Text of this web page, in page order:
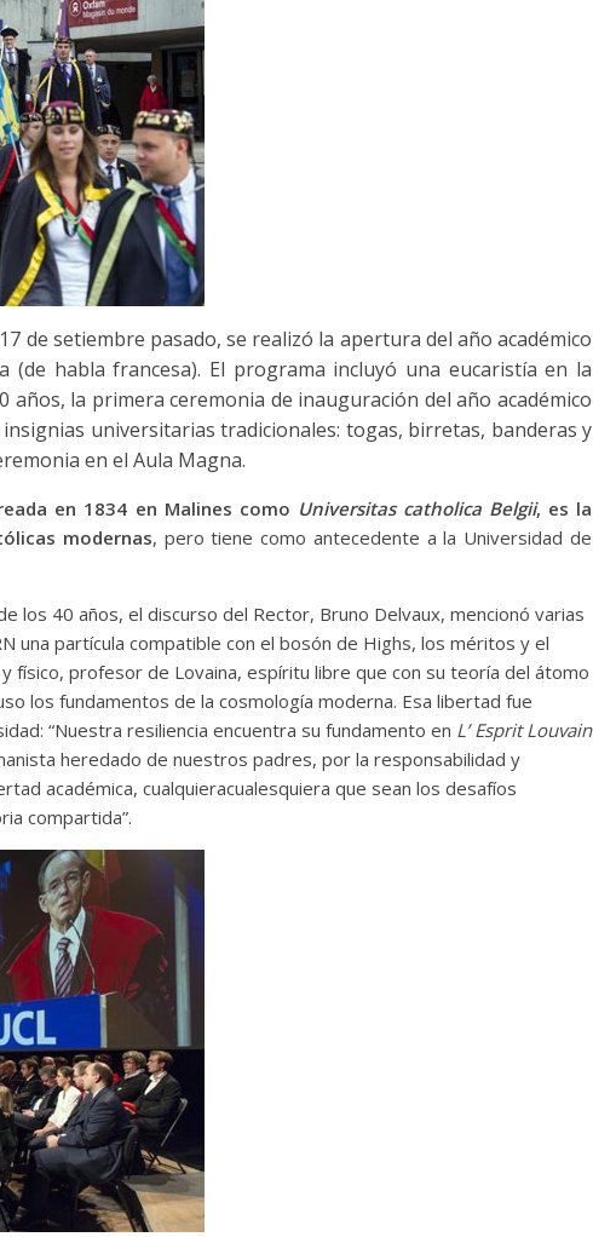
de setiembre pasado, se realizó la apertura del año académico
(de habla francesa). El programa incluyó una eucaristía en la
años, la primera ceremonia de inauguración del año académico
universitarias tradicionales: togas, birretas, banderas y
en el Aula Magna.
en 1834 en Malines como Universitas catholica Belgii, es la
modernas, pero tiene como antecedente a la Universidad de
los 40 años, el discurso del Rector, Bruno Delvaux, mencionó varias
una partícula compatible con el bosón de Highs, los méritos y el
profesor de Lovaina, espíritu libre que con su teoría del átomo
los fundamentos de la cosmología moderna. Esa libertad fue
“Nuestra resiliencia encuentra su fundamento en L’ Esprit Louvain
heredado de nuestros padres, por la responsabilidad y
académica, cualquieracualesquiera que sean los desafíos
compartida”.